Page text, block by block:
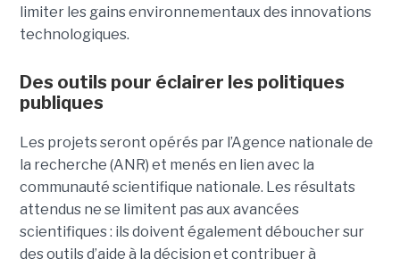
limiter les gains environnementaux des innovations
technologiques.
Des outils pour éclairer les politiques
publiques
Les projets seront opérés par l’Agence nationale de
la recherche (ANR) et menés en lien avec la
communauté scientifique nationale. Les résultats
attendus ne se limitent pas aux avancées
scientifiques : ils doivent également déboucher sur
des outils d’aide à la décision et contribuer à